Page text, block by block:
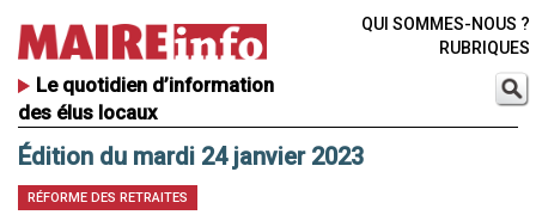
Le quotidien d’information
des élus locaux
QUI SOMMES-NOUS ?
RUBRIQUES
Édition du mardi 24 janvier 2023
RÉFORME DES RETRAITES